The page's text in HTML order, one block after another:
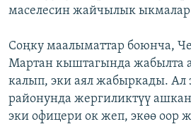
маселесин жайчылык ыкмалар
Соңку маалыматтар боюнча,
Мартан кыштагында жабылта
калып, эки аял жабыркады.
районунда жергиликтүү
эки офицери ок жеп, экөө оор